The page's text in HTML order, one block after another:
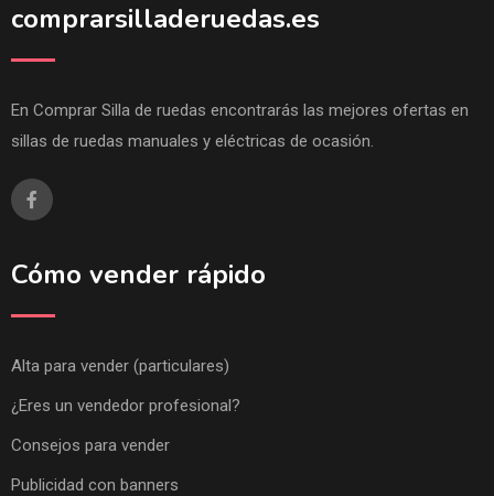
comprarsilladeruedas.es
En Comprar Silla de ruedas encontrarás las mejores ofertas en
sillas de ruedas manuales y eléctricas de ocasión.
Cómo vender rápido
Alta para vender (particulares)
¿Eres un vendedor profesional?
Consejos para vender
Publicidad con banners